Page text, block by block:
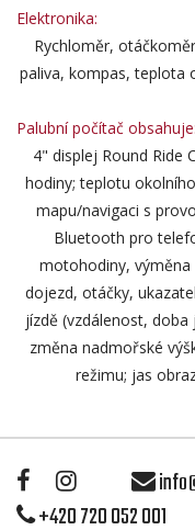
Elektronika:
Rychloměr,
paliva, kompas, teplota
Palubní počítač obsahuje:
4" displej Round Ride
hodiny; teplotu
mapu/navigaci s
Bluetooth pro
motohodiny,
dojezd, otáčky,
jízdě (vzdálenost,
změna nadmořské
režimu; jas
+420 720 052 001